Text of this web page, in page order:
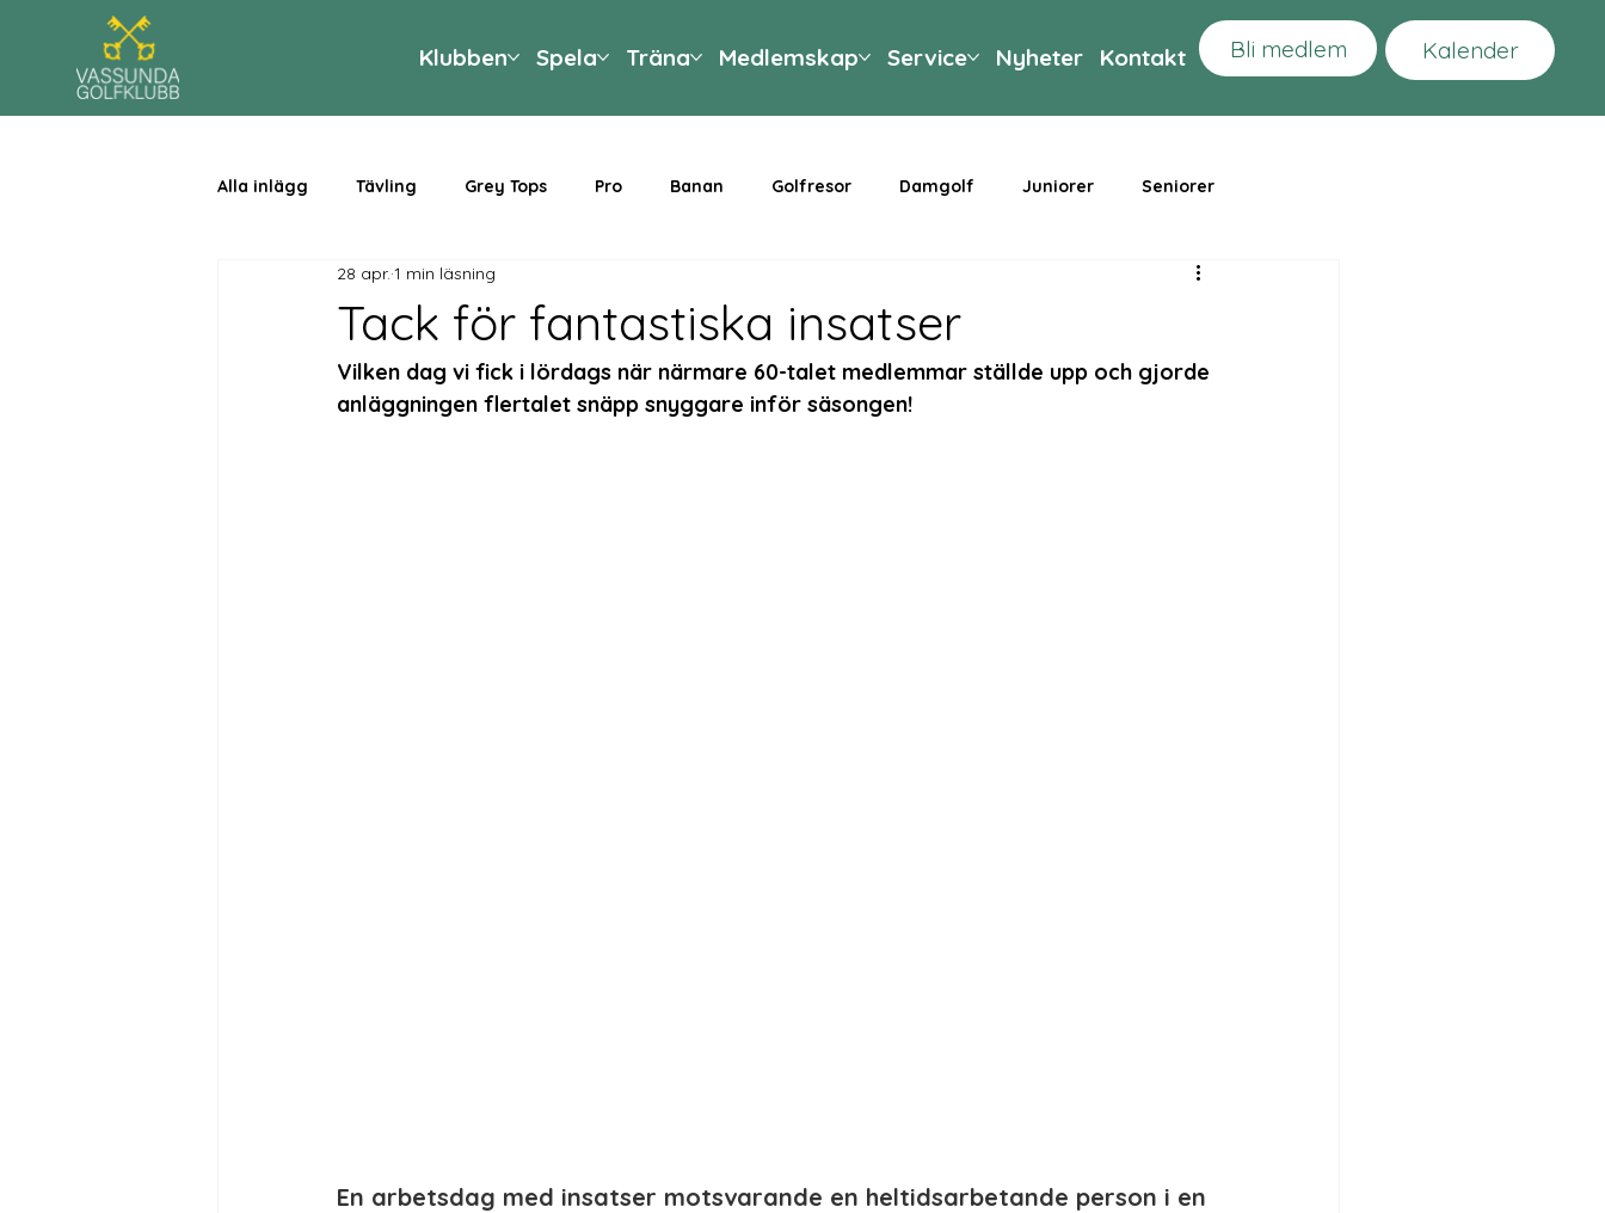
Klubben Spela Träna Medlemskap Service Nyheter Kontakt Bli medlem Kalender
Alla inlägg Tävling Grey Tops Pro Banan Golfresor Damgolf Juniorer Seniorer
Tack för fantastiska insatser
28 apr. 1 min läsning
Vilken dag vi fick i lördags när närmare 60-talet medlemmar ställde upp och gjorde
anläggningen flertalet snäpp snyggare inför säsongen!
En arbetsdag med insatser motsvarande en heltidsarbetande person i en